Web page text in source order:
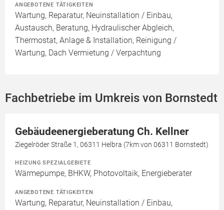
ANGEBOTENE TÄTIGKEITEN
Wartung, Reparatur, Neuinstallation / Einbau,
Austausch, Beratung, Hydraulischer Abgleich,
Thermostat, Anlage & Installation, Reinigung /
Wartung, Dach Vermietung / Verpachtung
Fachbetriebe im Umkreis von Bornstedt
Gebäudeenergieberatung Ch. Kellner
Ziegelröder Straße 1, 06311 Helbra (7km von 06311 Bornstedt)
HEIZUNG SPEZIALGEBIETE
Wärmepumpe, BHKW, Photovoltaik, Energieberater
ANGEBOTENE TÄTIGKEITEN
Wartung, Reparatur, Neuinstallation / Einbau,